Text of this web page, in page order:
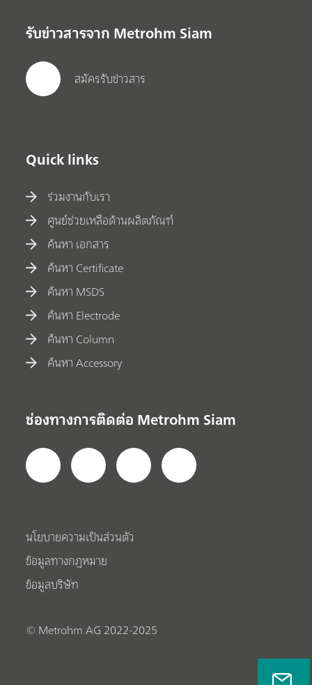
รับข่าวสารจาก Metrohm Siam
สมัครรับข่าวสาร
Quick links
ร่วมงานกับเรา
ศูนย์ช่วยเหลือด้านผลิตภัณฑ์
ค้นหา เอกสาร
ค้นหา Certificate
ค้นหา MSDS
ค้นหา Electrode
ค้นหา Column
ค้นหา Accessory
ช่องทางการติดต่อ Metrohm Siam
นโยบายความเป็นส่วนตัว
ข้อมูลทางกฎหมาย
ข้อมูลบริษัท
© Metrohm AG 2022-2025